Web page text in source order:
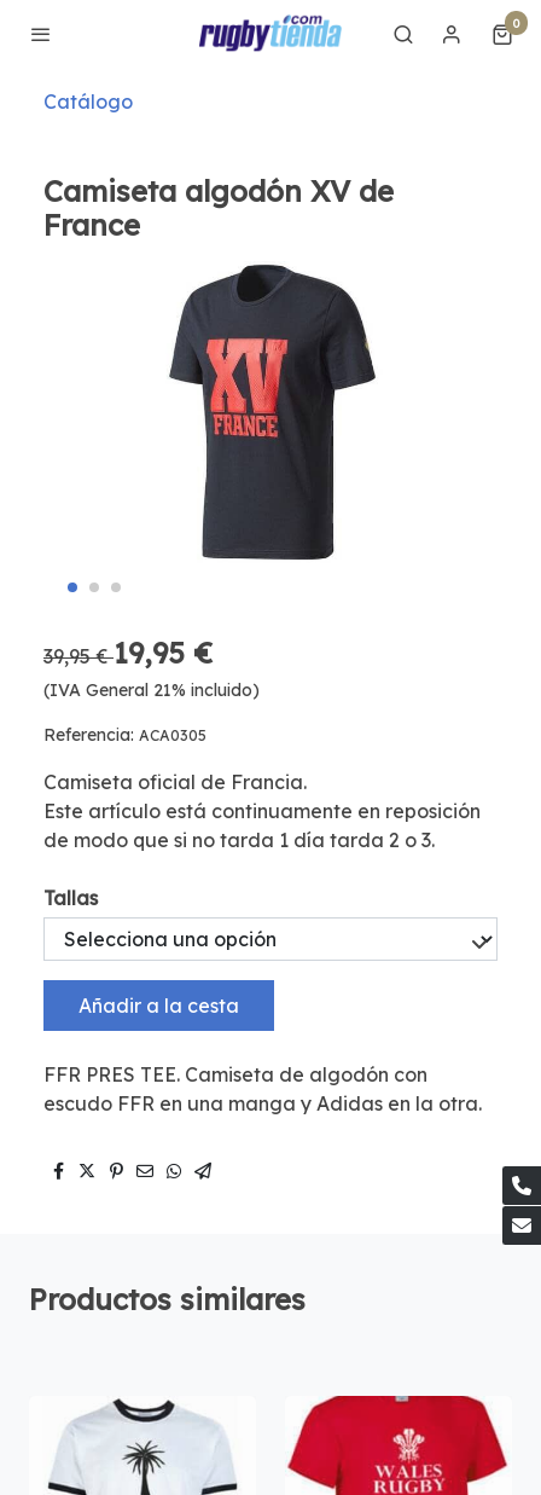
0
Catálogo
Camiseta algodón XV de
France
39,95 €19,95 €
(IVA General 21% incluido)
Referencia: ACA0305
Camiseta oficial de Francia.
Este artículo está continuamente en reposición
de modo que si no tarda 1 día tarda 2 o 3.
Tallas
Añadir a la cesta
FFR PRES TEE. Camiseta de algodón con
escudo FFR en una manga y Adidas en la otra.
Productos similares